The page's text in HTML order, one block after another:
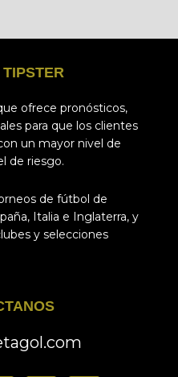
ofrece pronósticos,
para que los clientes
un mayor nivel de
de riesgo.
de fútbol de
Italia e Inglaterra, y
y selecciones